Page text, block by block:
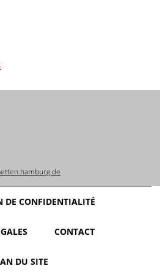
DE CONFIDENTIALITÉ
CONTACT
DU SITE